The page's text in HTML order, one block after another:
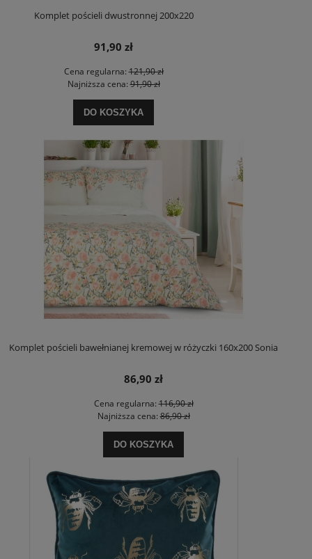
Komplet pościeli dwustronnej 200x220
91,90 zł
Cena regularna:121,90 zł
Najniższa cena:91,90 zł
DO KOSZYKA
Komplet pościeli bawełnianej kremowej w różyczki 160x200 Sonia
86,90 zł
Cena regularna:116,90 zł
Najniższa cena:86,90 zł
DO KOSZYKA